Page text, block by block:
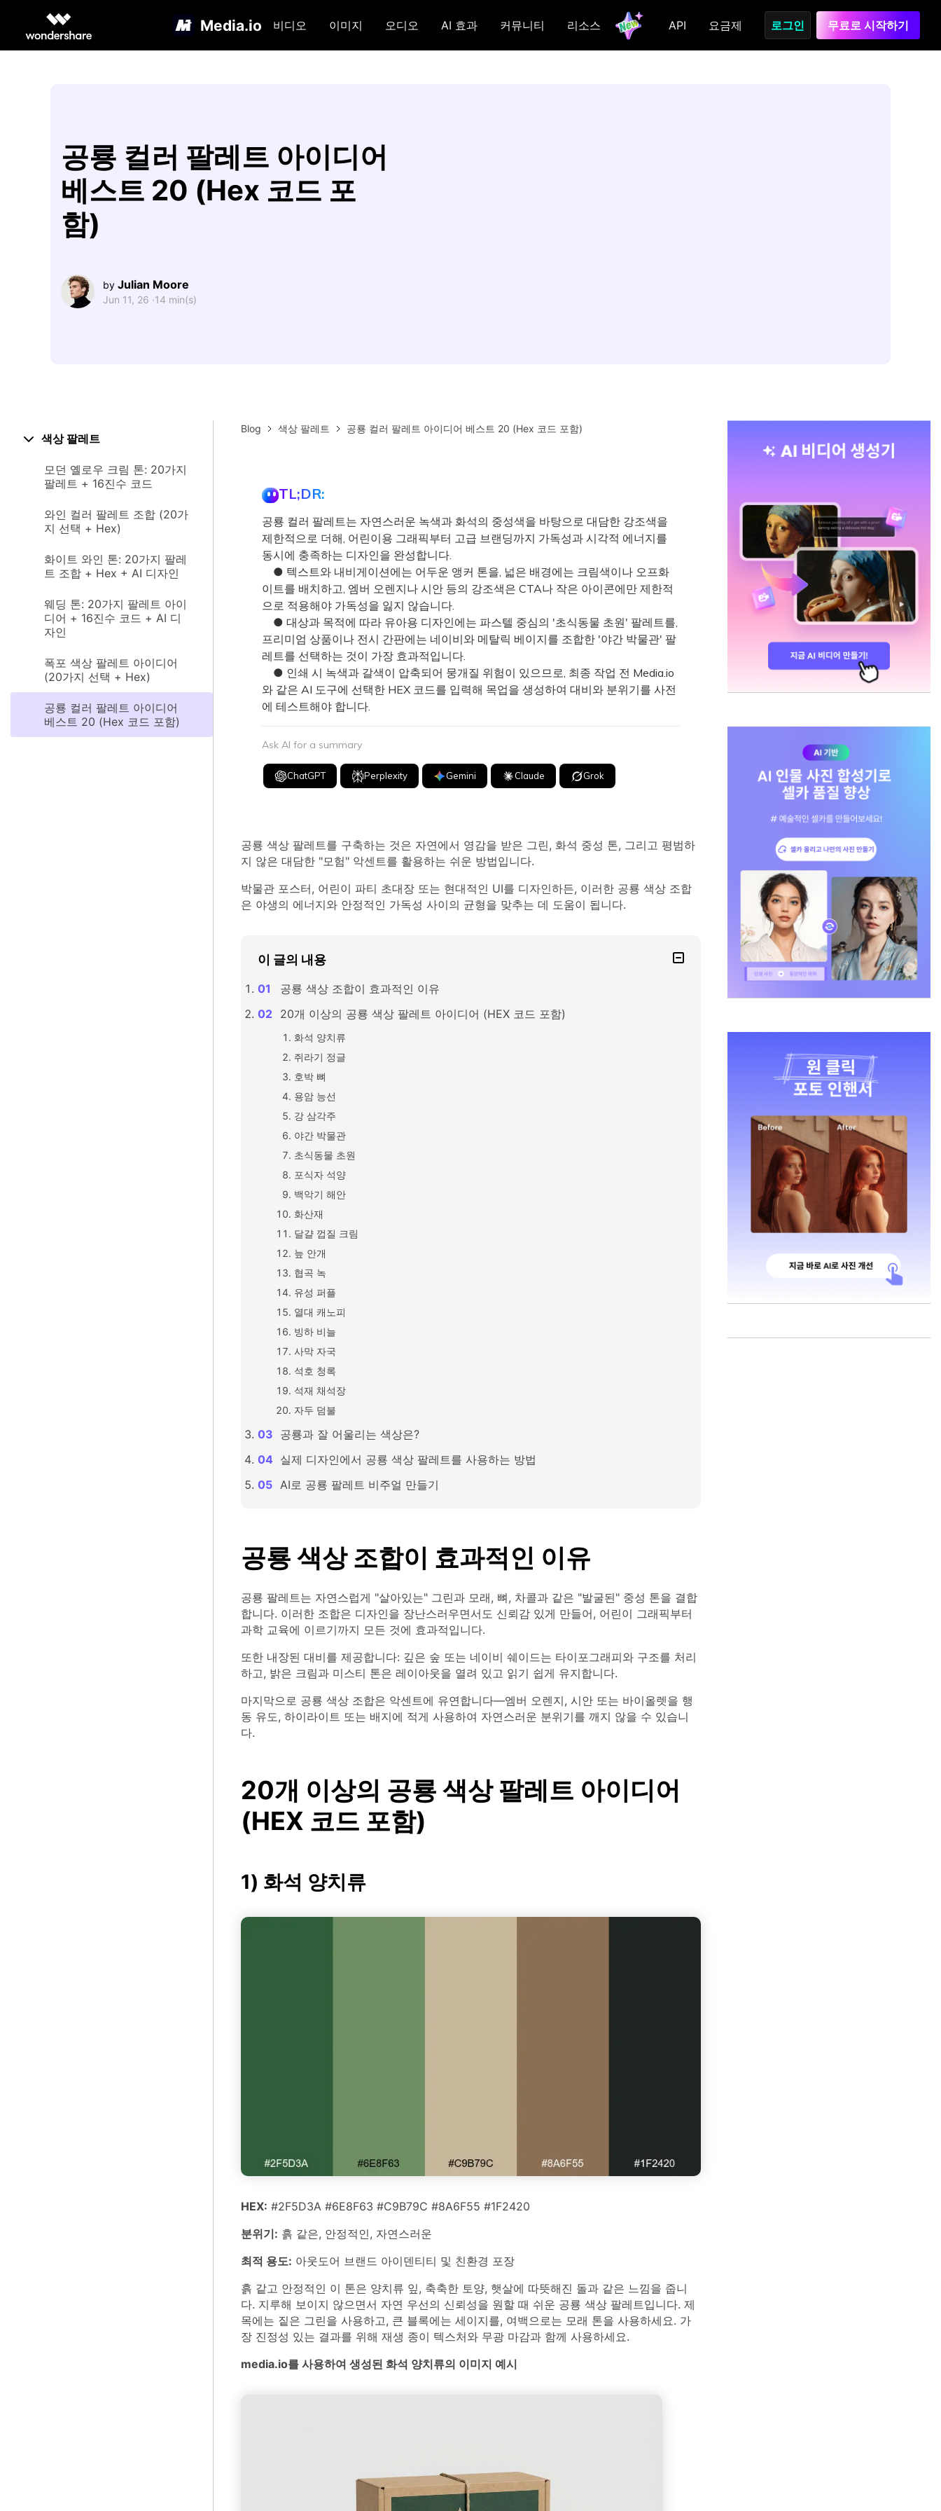
Media.io 비디오 이미지 오디오 AI 효과 커뮤니티 리소스 API 요금제 로그인 무료로 시작하기
공룡 컬러 팔레트 아이디어
베스트 20 (Hex 코드 포
함)
by Julian Moore
Jun 11, 26 ·14 min(s)
색상 팔레트
모던 옐로우 크림 톤: 20가지
팔레트 + 16진수 코드
와인 컬러 팔레트 조합 (20가
지 선택 + Hex)
화이트 와인 톤: 20가지 팔레
트 조합 + Hex + AI 디자인
웨딩 톤: 20가지 팔레트 아이
디어 + 16진수 코드 + AI 디
자인
폭포 색상 팔레트 아이디어
(20가지 선택 + Hex)
공룡 컬러 팔레트 아이디어
베스트 20 (Hex 코드 포함)
Blog 색상 팔레트 공룡 컬러 팔레트 아이디어 베스트 20 (Hex 코드 포함)
TL;DR:
공룡 컬러 팔레트는 자연스러운 녹색과 화석의 중성색을 바탕으로 대담한 강조색을
제한적으로 더해, 어린이용 그래픽부터 고급 브랜딩까지 가독성과 시각적 에너지를
동시에 충족하는 디자인을 완성합니다.
● 텍스트와 내비게이션에는 어두운 앵커 톤을, 넓은 배경에는 크림색이나 오프화
이트를 배치하고, 엠버 오렌지나 시안 등의 강조색은 CTA나 작은 아이콘에만 제한적
으로 적용해야 가독성을 잃지 않습니다.
● 대상과 목적에 따라 유아용 디자인에는 파스텔 중심의 '초식동물 초원' 팔레트를,
프리미엄 상품이나 전시 간판에는 네이비와 메탈릭 베이지를 조합한 '야간 박물관' 팔
레트를 선택하는 것이 가장 효과적입니다.
● 인쇄 시 녹색과 갈색이 압축되어 뭉개질 위험이 있으므로, 최종 작업 전 Media.io
와 같은 AI 도구에 선택한 HEX 코드를 입력해 목업을 생성하여 대비와 분위기를 사전
에 테스트해야 합니다.
Ask AI for a summary
ChatGPT Perplexity Gemini Claude Grok
공룡 색상 팔레트를 구축하는 것은 자연에서 영감을 받은 그린, 화석 중성 톤, 그리고 평범하
지 않은 대담한 "모험" 악센트를 활용하는 쉬운 방법입니다.
박물관 포스터, 어린이 파티 초대장 또는 현대적인 UI를 디자인하든, 이러한 공룡 색상 조합
은 야생의 에너지와 안정적인 가독성 사이의 균형을 맞추는 데 도움이 됩니다.
이 글의 내용
공룡 색상 조합이 효과적인 이유
20개 이상의 공룡 색상 팔레트 아이디어 (HEX 코드 포함)
화석 양치류
쥐라기 정글
호박 뼈
용암 능선
강 삼각주
야간 박물관
초식동물 초원
포식자 석양
백악기 해안
화산재
달걀 껍질 크림
늪 안개
협곡 녹
유성 퍼플
열대 캐노피
빙하 비늘
사막 자국
석호 청록
석재 채석장
자두 덤불
공룡과 잘 어울리는 색상은?
실제 디자인에서 공룡 색상 팔레트를 사용하는 방법
AI로 공룡 팔레트 비주얼 만들기
공룡 색상 조합이 효과적인 이유
공룡 팔레트는 자연스럽게 "살아있는" 그린과 모래, 뼈, 차콜과 같은 "발굴된" 중성 톤을 결합
합니다. 이러한 조합은 디자인을 장난스러우면서도 신뢰감 있게 만들어, 어린이 그래픽부터
과학 교육에 이르기까지 모든 것에 효과적입니다.
또한 내장된 대비를 제공합니다: 깊은 숲 또는 네이비 쉐이드는 타이포그래피와 구조를 처리
하고, 밝은 크림과 미스티 톤은 레이아웃을 열려 있고 읽기 쉽게 유지합니다.
마지막으로 공룡 색상 조합은 악센트에 유연합니다—엠버 오렌지, 시안 또는 바이올렛을 행
동 유도, 하이라이트 또는 배지에 적게 사용하여 자연스러운 분위기를 깨지 않을 수 있습니
다.
20개 이상의 공룡 색상 팔레트 아이디어
(HEX 코드 포함)
1) 화석 양치류
HEX: #2F5D3A #6E8F63 #C9B79C #8A6F55 #1F2420
분위기: 흙 같은, 안정적인, 자연스러운
최적 용도: 아웃도어 브랜드 아이덴티티 및 친환경 포장
흙 같고 안정적인 이 톤은 양치류 잎, 축축한 토양, 햇살에 따뜻해진 돌과 같은 느낌을 줍니
다. 지루해 보이지 않으면서 자연 우선의 신뢰성을 원할 때 쉬운 공룡 색상 팔레트입니다. 제
목에는 짙은 그린을 사용하고, 큰 블록에는 세이지를, 여백으로는 모래 톤을 사용하세요. 가
장 진정성 있는 결과를 위해 재생 종이 텍스처와 무광 마감과 함께 사용하세요.
media.io를 사용하여 생성된 화석 양치류의 이미지 예시